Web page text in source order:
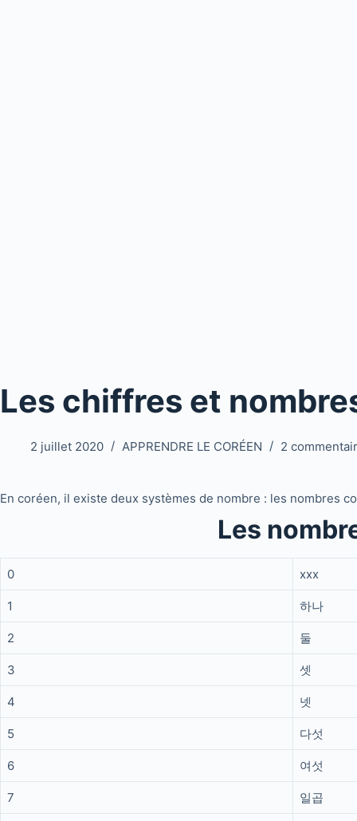
Les chiffres et
2 juillet 2020 APPRENDRE LE CORÉEN 2
En coréen, il existe deux systèmes de nombre : les nombres
Les
0 xxx
1 하나
2 둘
3 셋
4 넷
5 다섯
6 여섯
7 일곱